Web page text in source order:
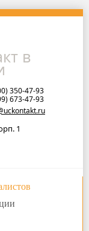
в
350-47-93
673-47-93
1